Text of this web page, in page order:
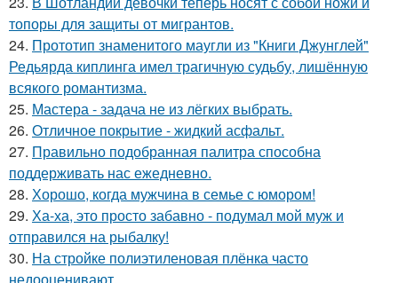
топоры для защиты от мигрантов.
24. Прототип знаменитого маугли из "Книги Джунглей"
Редьярда киплинга имел трагичную судьбу, лишённую
всякого романтизма.
25. Мастера - задача не из лёгких выбрать.
26. Отличное покрытие - жидкий асфальт.
27. Правильно подобранная палитра способна
поддерживать нас ежедневно.
28. Хорошо, когда мужчина в семье с юмором!
29. Ха-ха, это просто забавно - подумал мой муж и
отправился на рыбалку!
30. На стройке полиэтиленовая плёнка часто